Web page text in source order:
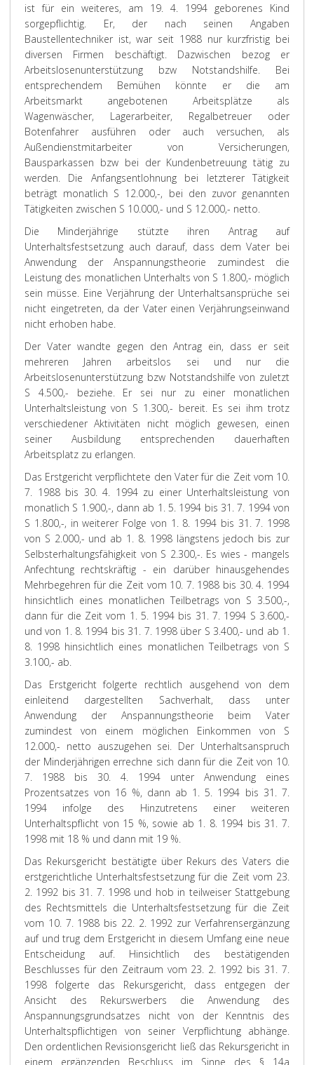
ist für ein weiteres, am 19. 4. 1994 geborenes Kind
sorgepflichtig. Er, der nach seinen Angaben
Baustellentechniker ist, war seit 1988 nur kurzfristig bei
diversen Firmen beschäftigt. Dazwischen bezog er
Arbeitslosenunterstützung bzw Notstandshilfe. Bei
entsprechendem Bemühen könnte er die am
Arbeitsmarkt angebotenen Arbeitsplätze als
Wagenwäscher, Lagerarbeiter, Regalbetreuer oder
Botenfahrer ausführen oder auch versuchen, als
Außendienstmitarbeiter von Versicherungen,
Bausparkassen bzw bei der Kundenbetreuung tätig zu
werden. Die Anfangsentlohnung bei letzterer Tätigkeit
beträgt monatlich S 12.000,-, bei den zuvor genannten
Tätigkeiten zwischen S 10.000,- und S 12.000,- netto.
Die Minderjährige stützte ihren Antrag auf
Unterhaltsfestsetzung auch darauf, dass dem Vater bei
Anwendung der Anspannungstheorie zumindest die
Leistung des monatlichen Unterhalts von S 1.800,- möglich
sein müsse. Eine Verjährung der Unterhaltsansprüche sei
nicht eingetreten, da der Vater einen Verjährungseinwand
nicht erhoben habe.
Der Vater wandte gegen den Antrag ein, dass er seit
mehreren Jahren arbeitslos sei und nur die
Arbeitslosenunterstützung bzw Notstandshilfe von zuletzt
S 4.500,- beziehe. Er sei nur zu einer monatlichen
Unterhaltsleistung von S 1.300,- bereit. Es sei ihm trotz
verschiedener Aktivitäten nicht möglich gewesen, einen
seiner Ausbildung entsprechenden dauerhaften
Arbeitsplatz zu erlangen.
Das Erstgericht verpflichtete den Vater für die Zeit vom 10.
7. 1988 bis 30. 4. 1994 zu einer Unterhaltsleistung von
monatlich S 1.900,-, dann ab 1. 5. 1994 bis 31. 7. 1994 von
S 1.800,-, in weiterer Folge von 1. 8. 1994 bis 31. 7. 1998
von S 2.000,- und ab 1. 8. 1998 längstens jedoch bis zur
Selbsterhaltungsfähigkeit von S 2.300,-. Es wies - mangels
Anfechtung rechtskräftig - ein darüber hinausgehendes
Mehrbegehren für die Zeit vom 10. 7. 1988 bis 30. 4. 1994
hinsichtlich eines monatlichen Teilbetrags von S 3.500,-,
dann für die Zeit vom 1. 5. 1994 bis 31. 7. 1994 S 3.600,-
und von 1. 8. 1994 bis 31. 7. 1998 über S 3.400,- und ab 1.
8. 1998 hinsichtlich eines monatlichen Teilbetrags von S
3.100,- ab.
Das Erstgericht folgerte rechtlich ausgehend von dem
einleitend dargestellten Sachverhalt, dass unter
Anwendung der Anspannungstheorie beim Vater
zumindest von einem möglichen Einkommen von S
12.000,- netto auszugehen sei. Der Unterhaltsanspruch
der Minderjährigen errechne sich dann für die Zeit von 10.
7. 1988 bis 30. 4. 1994 unter Anwendung eines
Prozentsatzes von 16 %, dann ab 1. 5. 1994 bis 31. 7.
1994 infolge des Hinzutretens einer weiteren
Unterhaltspflicht von 15 %, sowie ab 1. 8. 1994 bis 31. 7.
1998 mit 18 % und dann mit 19 %.
Das Rekursgericht bestätigte über Rekurs des Vaters die
erstgerichtliche Unterhaltsfestsetzung für die Zeit vom 23.
2. 1992 bis 31. 7. 1998 und hob in teilweiser Stattgebung
des Rechtsmittels die Unterhaltsfestsetzung für die Zeit
vom 10. 7. 1988 bis 22. 2. 1992 zur Verfahrensergänzung
auf und trug dem Erstgericht in diesem Umfang eine neue
Entscheidung auf. Hinsichtlich des bestätigenden
Beschlusses für den Zeitraum vom 23. 2. 1992 bis 31. 7.
1998 folgerte das Rekursgericht, dass entgegen der
Ansicht des Rekurswerbers die Anwendung des
Anspannungsgrundsatzes nicht von der Kenntnis des
Unterhaltspflichtigen von seiner Verpflichtung abhänge.
Den ordentlichen Revisionsgericht ließ das Rekursgericht in
einem ergänzenden Beschluss im Sinne des § 14a